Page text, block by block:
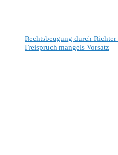
Rechtsbeugung durch
Freispruch mangels Vorsatz